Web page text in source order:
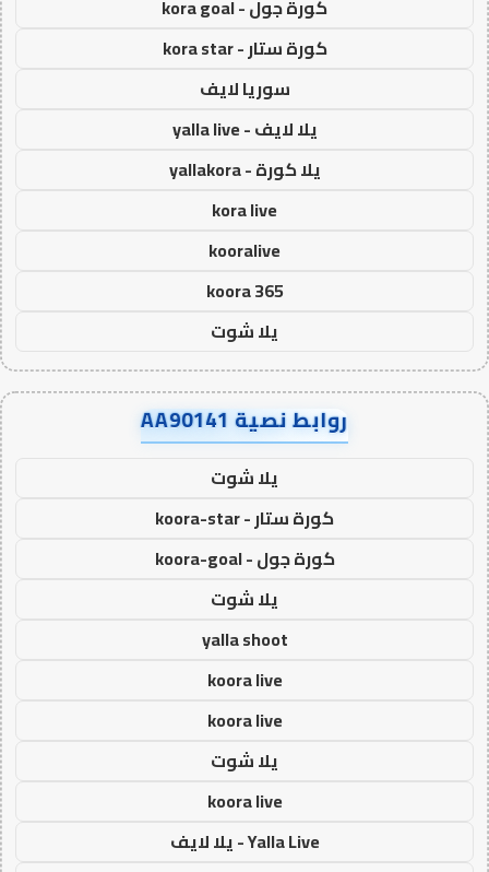
كورة جول - kora goal
كورة ستار - kora star
سوريا لايف
يلا لايف - yalla live
يلا كورة - yallakora
kora live
kooralive
koora 365
يلا شوت
روابط نصية AA90141
يلا شوت
كورة ستار - koora-star
كورة جول - koora-goal
يلا شوت
yalla shoot
koora live
koora live
يلا شوت
koora live
Yalla Live - يلا لايف